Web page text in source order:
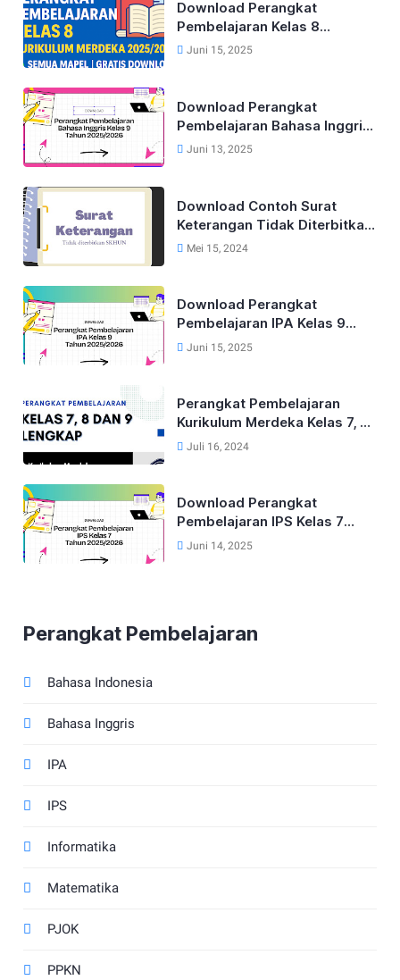
Download Perangkat
Pembelajaran Kelas 8
Kurikulum Merdeka Lengkap
Juni 15, 2025
Download Perangkat
Pembelajaran Bahasa Inggris
Lengkap Untuk Kelas 9 Tahun
Juni 13, 2025
Download Contoh Surat
Keterangan Tidak Diterbitkan
SKHUN Terbaru 2025
Mei 15, 2024
Download Perangkat
Pembelajaran IPA Kelas 9
Kurikulum Merdeka Tahun
Juni 15, 2025
Perangkat Pembelajaran
Kurikulum Merdeka Kelas 7, 8
dan 9 Tahun 2024
Juli 16, 2024
Download Perangkat
Pembelajaran IPS Kelas 7
Kurikulum Merdeka Tahun
Juni 14, 2025
Perangkat Pembelajaran
Bahasa Indonesia
Bahasa Inggris
IPA
IPS
Informatika
Matematika
PJOK
PPKN